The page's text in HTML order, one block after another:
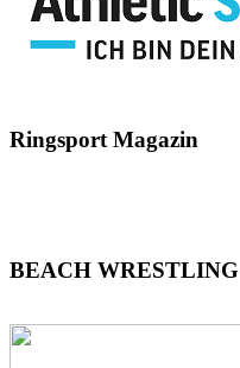
Ringsport Magazin
BEACH WRESTLING